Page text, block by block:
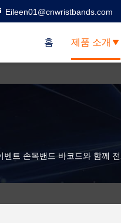
Eileen01@cnwristbands.com
홈 제품 소개
벤트 손목밴드 바코드와 함께